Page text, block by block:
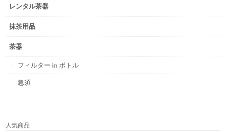
レンタル茶器
抹茶用品
茶器
フィルター in ボトル
急須
人気商品